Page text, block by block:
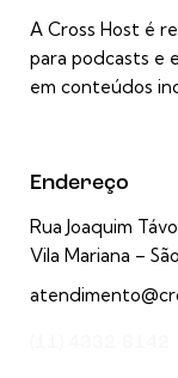
A Cross Host é
para podcasts e
em conteúdos
Endereço
Rua Joaquim
Vila Mariana –